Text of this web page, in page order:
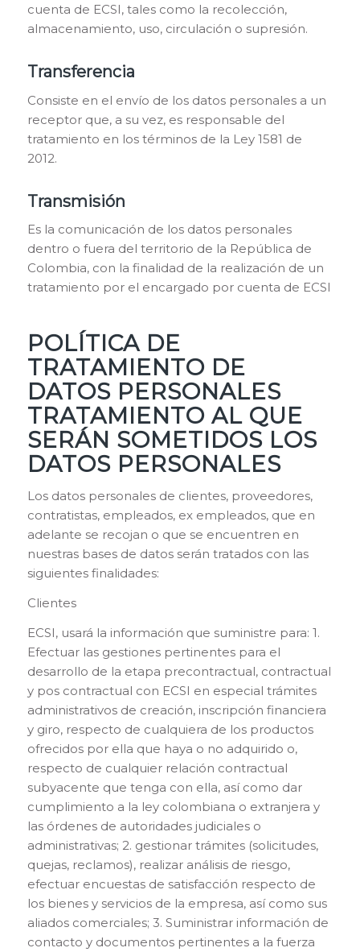
cuenta de ECSI, tales como la recolección,
almacenamiento, uso, circulación o supresión.
Transferencia
Consiste en el envío de los datos personales a un
receptor que, a su vez, es responsable del
tratamiento en los términos de la Ley 1581 de
2012.
Transmisión
Es la comunicación de los datos personales
dentro o fuera del territorio de la República de
Colombia, con la finalidad de la realización de un
tratamiento por el encargado por cuenta de ECSI
POLÍTICA DE
TRATAMIENTO DE
DATOS PERSONALES
TRATAMIENTO AL QUE
SERÁN SOMETIDOS LOS
DATOS PERSONALES
Los datos personales de clientes, proveedores,
contratistas, empleados, ex empleados, que en
adelante se recojan o que se encuentren en
nuestras bases de datos serán tratados con las
siguientes finalidades:
Clientes
ECSI, usará la información que suministre para: 1.
Efectuar las gestiones pertinentes para el
desarrollo de la etapa precontractual, contractual
y pos contractual con ECSI en especial trámites
administrativos de creación, inscripción financiera
y giro, respecto de cualquiera de los productos
ofrecidos por ella que haya o no adquirido o,
respecto de cualquier relación contractual
subyacente que tenga con ella, así como dar
cumplimiento a la ley colombiana o extranjera y
las órdenes de autoridades judiciales o
administrativas; 2. gestionar trámites (solicitudes,
quejas, reclamos), realizar análisis de riesgo,
efectuar encuestas de satisfacción respecto de
los bienes y servicios de la empresa, así como sus
aliados comerciales; 3. Suministrar información de
contacto y documentos pertinentes a la fuerza